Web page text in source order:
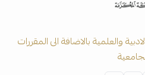
والعلمية بالاضافة الى المقررات